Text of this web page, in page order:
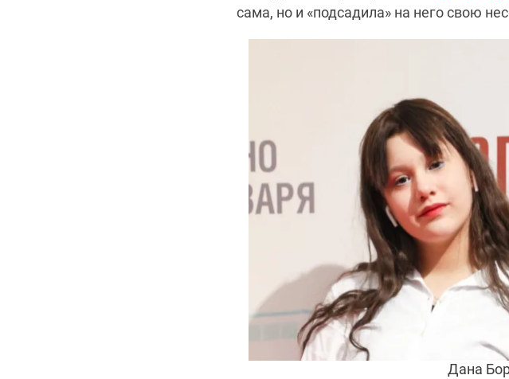
сама, но и «подсадила» на него свою
Дана